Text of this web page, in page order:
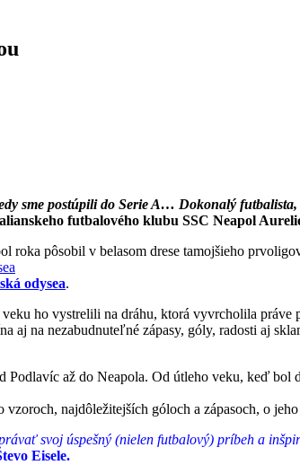
sme postúpili do Serie A… Dokonalý
futbalového klubu SSC Neapol
pôsobil v belasom drese tamojšieho
odysea.
ho vystrelili na dráhu, ktorá vyvrcholila
aj na nezabudnuteľné zápasy, góly, radosti aj
Podlavíc až do Neapola. Od útleho veku, keď
najdôležitejších góloch a zápasoch, o
svoj úspešný (nielen futbalový) príbeh a
Eisele.